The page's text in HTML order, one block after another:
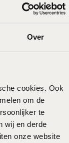
Over
cookies. Ook
om de
te
wij en derde
onze website